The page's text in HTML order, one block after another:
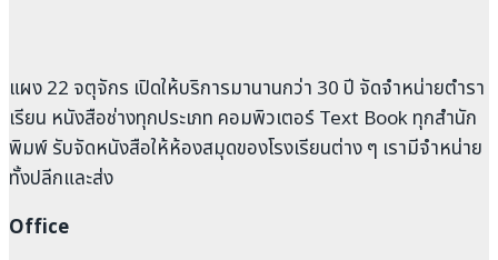
แผง 22 จตุจักร เปิดให้บริการมานานกว่า 30 ปี จัดจำหน่ายตำรา
เรียน หนังสือช่างทุกประเภท คอมพิวเตอร์ Text Book ทุกสำนัก
พิมพ์ รับจัดหนังสือให้ห้องสมุดของโรงเรียนต่าง ๆ เรามีจำหน่าย
ทั้งปลีกและส่ง
Office